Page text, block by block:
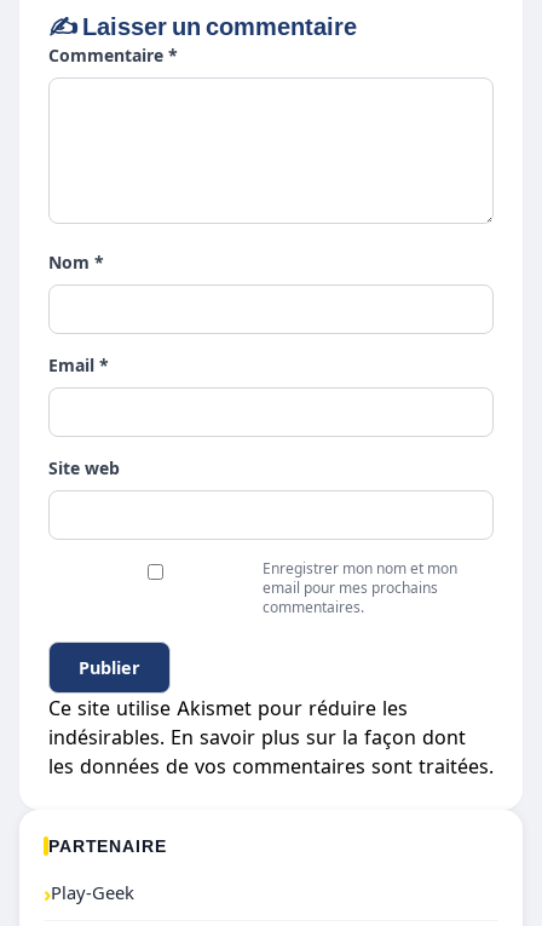
✍️ Laisser un commentaire
Commentaire *
Nom *
Email *
Site web
Enregistrer mon nom et mon
email pour mes prochains
commentaires.
Ce site utilise Akismet pour réduire les
indésirables. En savoir plus sur la façon dont
les données de vos commentaires sont traitées.
PARTENAIRE
›Play-Geek